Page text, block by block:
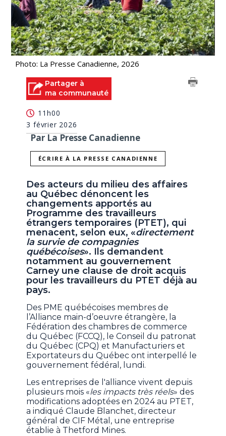
Photo: La Presse Canadienne, 2026
Partager à
ma communauté
11h00
3 février 2026
Par La Presse Canadienne
ÉCRIRE À LA PRESSE CANADIENNE
Des acteurs du milieu des affaires
au Québec dénoncent les
changements apportés au
Programme des travailleurs
étrangers temporaires (PTET), qui
menacent, selon eux, «directement
la survie de compagnies
québécoises». Ils demandent
notamment au gouvernement
Carney une clause de droit acquis
pour les travailleurs du PTET déjà au
pays.
Des PME québécoises membres de
l’Alliance main-d’oeuvre étrangère, la
Fédération des chambres de commerce
du Québec (FCCQ), le Conseil du patronat
du Québec (CPQ) et Manufacturiers et
Exportateurs du Québec ont interpellé le
gouvernement fédéral, lundi.
Les entreprises de l'alliance vivent depuis
plusieurs mois «les impacts très réels» des
modifications adoptées en 2024 au PTET,
a indiqué Claude Blanchet, directeur
général de CIF Métal, une entreprise
établie à Thetford Mines.